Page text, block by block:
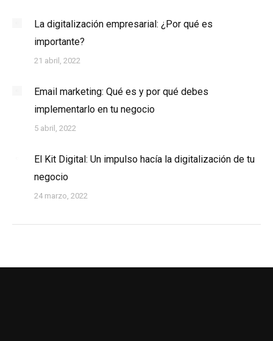
La digitalización empresarial: ¿Por qué es
importante?
21 abril, 2022
Email marketing: Qué es y por qué debes
implementarlo en tu negocio
5 abril, 2022
El Kit Digital: Un impulso hacía la digitalización de tu
negocio
24 marzo, 2022